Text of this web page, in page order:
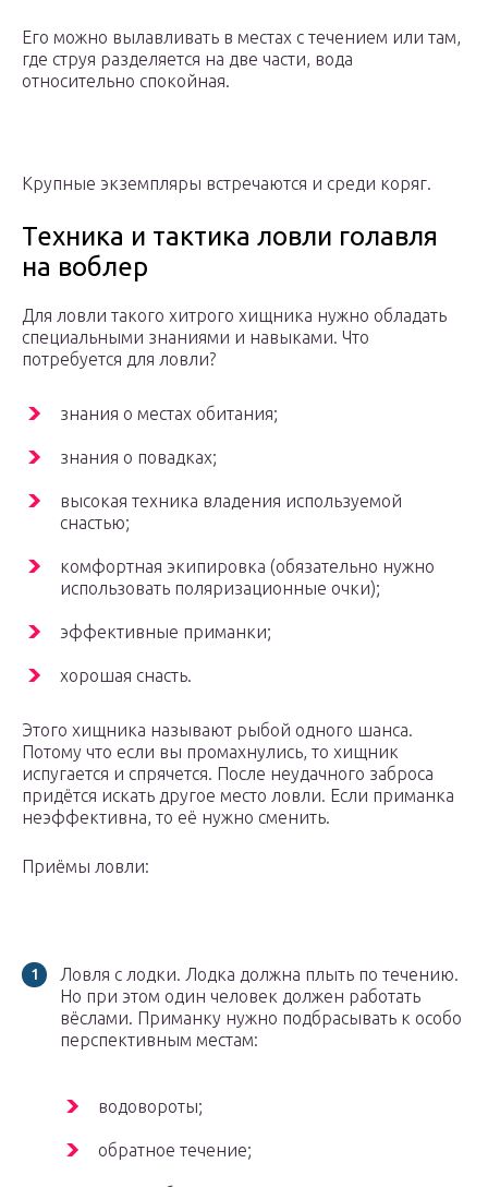
Его можно вылавливать в местах с течением или там,
где струя разделяется на две части, вода
относительно спокойная.
Крупные экземпляры встречаются и среди коряг.
Техника и тактика ловли голавля
на воблер
Для ловли такого хитрого хищника нужно обладать
специальными знаниями и навыками. Что
потребуется для ловли?
знания о местах обитания;
знания о повадках;
высокая техника владения используемой
снастью;
комфортная экипировка (обязательно нужно
использовать поляризационные очки);
эффективные приманки;
хорошая снасть.
Этого хищника называют рыбой одного шанса.
Потому что если вы промахнулись, то хищник
испугается и спрячется. После неудачного заброса
придётся искать другое место ловли. Если приманка
неэффективна, то её нужно сменить.
Приёмы ловли:
Ловля с лодки. Лодка должна плыть по течению.
Но при этом один человек должен работать
вёслами. Приманку нужно подбрасывать к особо
перспективным местам:
водовороты;
обратное течение;